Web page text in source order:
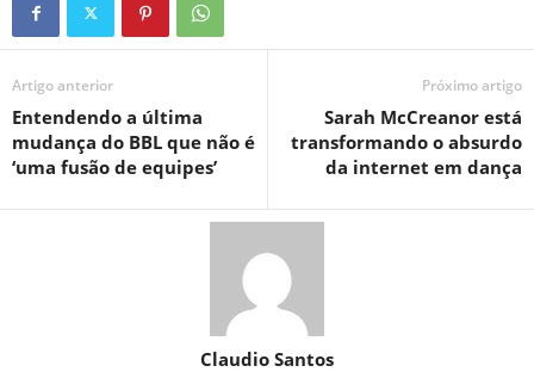
Artigo anterior
Entendendo a última
mudança do BBL que não é
‘uma fusão de equipes’
Próximo artigo
Sarah McCreanor está
transformando o absurdo
da internet em dança
Claudio Santos